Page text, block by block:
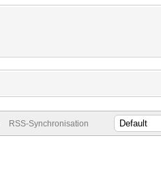
RSS-Synchronisation